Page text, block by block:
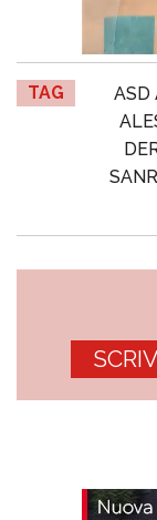
TAG ASD